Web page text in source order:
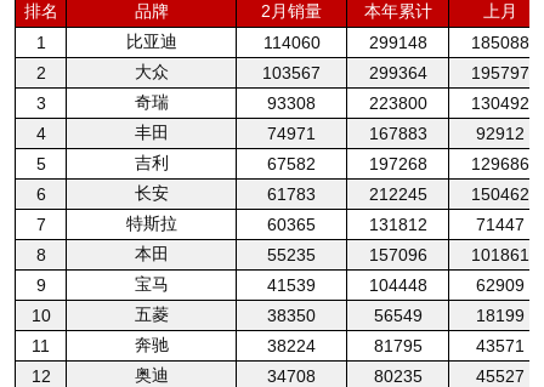
排名 品牌 2月销量 本年累计
上月
1
比亚迪 114060 299148
185088
2
大众 103567 299364
195797
3
奇瑞 93308 223800
130492
4
丰田 74971 167883
92912
5
吉利 67582 197268
129686
6
长安 61783 212245
150462
7
特斯拉 60365 131812
71447
8
本田 55235 157096
101861
9
宝马 41539 104448
62909
10
五菱 38350 56549
18199
11
奔驰 38224 81795
43571
12
奥迪 34708 80235
45527